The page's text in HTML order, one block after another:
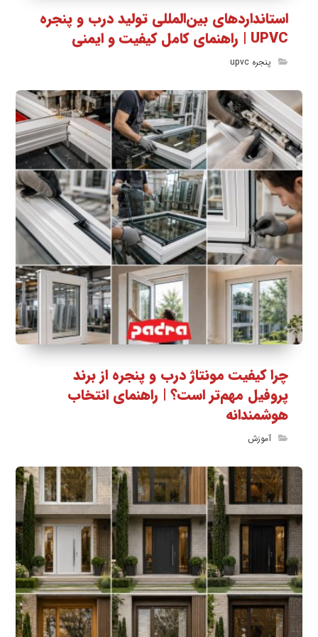
استانداردهای بین‌المللی تولید درب و پنجره
UPVC | راهنمای کامل کیفیت و ایمنی
پنجره upvc
چرا کیفیت مونتاژ درب و پنجره از برند
پروفیل مهم‌تر است؟ | راهنمای انتخاب
هوشمندانه
آموزش